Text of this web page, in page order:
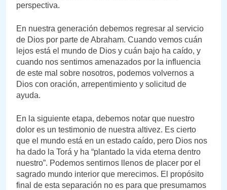
perspectiva.
En nuestra generación debemos regresar al servicio
de Dios por parte de Abraham. Cuando vemos cuán
lejos está el mundo de Dios y cuán bajo ha caído, y
cuando nos sentimos amenazados por la influencia
de este mal sobre nosotros, podemos volvernos a
Dios con oración, arrepentimiento y solicitud de
ayuda.
En la siguiente etapa, debemos notar que nuestro
dolor es un testimonio de nuestra altivez. Es cierto
que el mundo está en un estado caído, pero Dios nos
ha dado la Torá y ha “plantado la vida eterna dentro
nuestro”. Podemos sentirnos llenos de placer por el
sagrado mundo interior que merecimos. El propósito
final de esta separación no es para que presumamos